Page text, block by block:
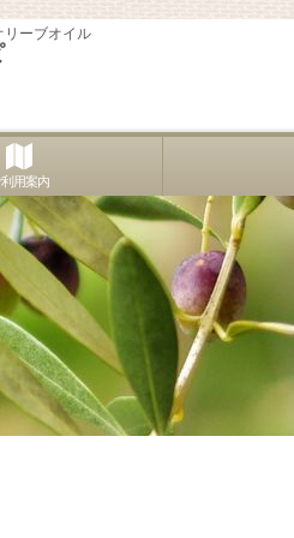
リーブオイル
用案内